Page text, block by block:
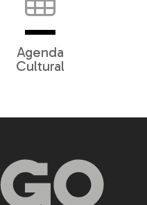
Agenda
Cultural